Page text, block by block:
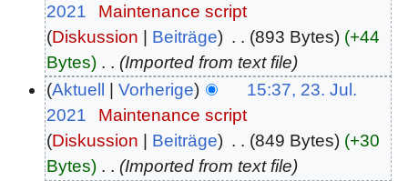
2021
Maintenance script
Diskussion
Beiträge 893 Bytes
+44
Bytes ‎
Imported from text file
Aktuell
Vorherige
15:37, 23. Jul.
2021
Maintenance script
Diskussion
Beiträge 849 Bytes
+30
Bytes ‎
Imported from text file